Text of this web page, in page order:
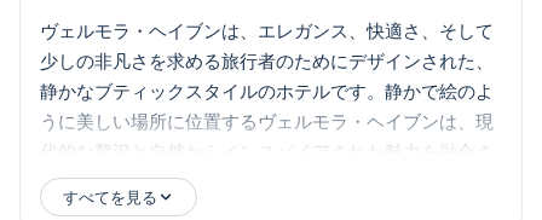
ヴェルモラ・ヘイブンは、エレガンス、快適さ、そして
少しの非凡さを求める旅行者のためにデザインされた、
静かなブティックスタイルのホテルです。静かで絵のよ
うに美しい場所に位置するヴェルモラ・ヘイブンは、現
代的な贅沢と自然からインスパイアされた魅力を融合さ
せています。広々としたアートフルにデザインされたス
イート、緑豊かな中庭庭園、そしてパノラマビューのル
すべてを見る